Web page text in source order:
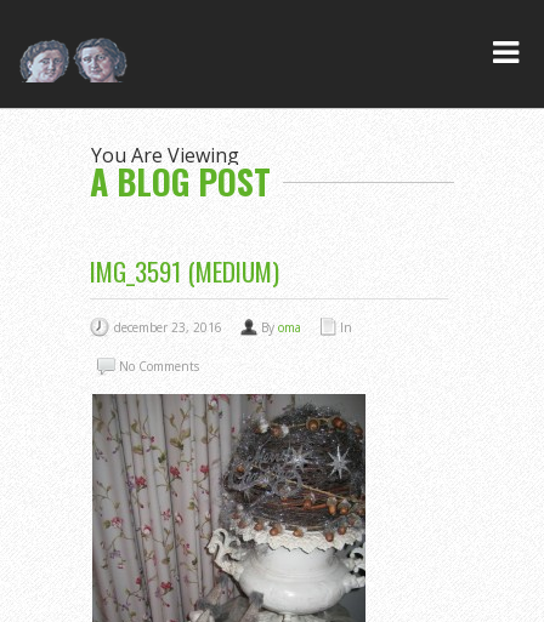
You Are Viewing
A BLOG POST
IMG_3591 (MEDIUM)
december 23, 2016 By oma In
No Comments